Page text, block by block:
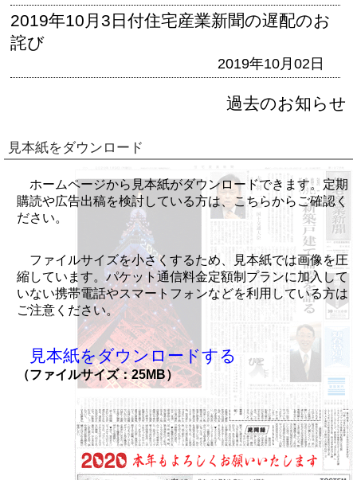
2019年10月3日付住宅産業新聞の遅配のお
詫び
2019年10月02日
過去のお知らせ
見本紙をダウンロード
ホームページから見本紙がダウンロードできます。定期
購読や広告出稿を検討している方は、こちらからご確認く
ださい。
ファイルサイズを小さくするため、見本紙では画像を圧
縮しています。パケット通信料金定額制プランに加入して
いない携帯電話やスマートフォンなどを利用している方は
ご注意ください。
見本紙をダウンロードする
（ファイルサイズ：25MB）